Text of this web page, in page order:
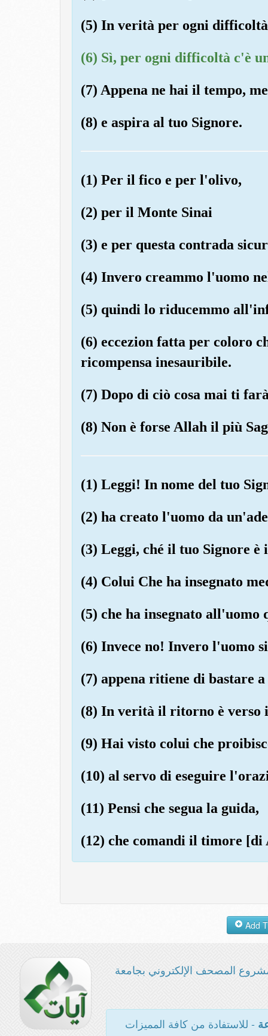
(5) In verità per ogni
(6) Sì, per ogni difficoltà c'è
(7) Appena ne hai il tempo,
(8) e aspira al tuo Signore.
(1) Per il fico e per l'olivo,
(2) per il Monte Sinai
(3) e per questa contrada
(4) Invero creammo l'uomo
(5) quindi lo riducemmo
(6) eccezion fatta per coloro
ricompensa inesauribile.
(7) Dopo di ciò cosa mai ti
(8) Non è forse Allah il più
(1) Leggi! In nome del tuo
(2) ha creato l'uomo da
(3) Leggi, ché il tuo Signore è
(4) Colui Che ha insegnato
(5) che ha insegnato all'uomo
(6) Invece no! Invero l'uomo
(7) appena ritiene di bastare a
(8) In verità il ritorno è verso
(9) Hai visto colui che
(10) al servo di eseguire
(11) Pensi che segua la guida,
(12) che comandi il timore [di
المصحف الإلكتروني بجامعة
- للاستفادة من كافة المميزات